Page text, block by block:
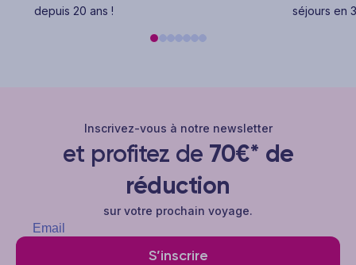
depuis 20 ans !
séjours en
Inscrivez-vous à notre newsletter
et profitez de 70€* de
réduction
sur votre prochain voyage.
S’inscrire